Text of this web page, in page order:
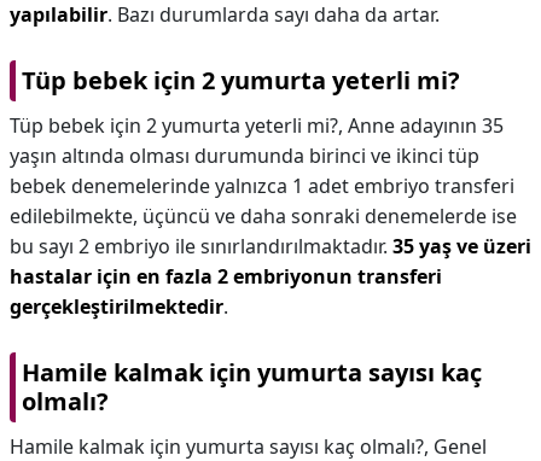
yapılabilir. Bazı durumlarda sayı daha da artar.
Tüp bebek için 2 yumurta yeterli mi?
Tüp bebek için 2 yumurta yeterli mi?, Anne adayının 35
yaşın altında olması durumunda birinci ve ikinci tüp
bebek denemelerinde yalnızca 1 adet embriyo transferi
edilebilmekte, üçüncü ve daha sonraki denemelerde ise
bu sayı 2 embriyo ile sınırlandırılmaktadır. 35 yaş ve üzeri
hastalar için en fazla 2 embriyonun transferi
gerçekleştirilmektedir.
Hamile kalmak için yumurta sayısı kaç
olmalı?
Hamile kalmak için yumurta sayısı kaç olmalı?, Genel